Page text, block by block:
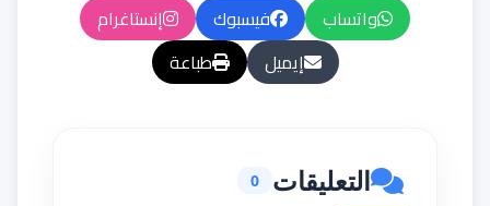
واتساب فيسبوك
إنستاغرام
إيميل
طباعة
التعليقات 0